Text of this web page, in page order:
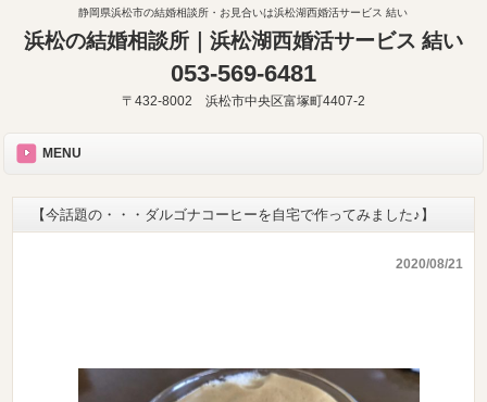
静岡県浜松市の結婚相談所・お見合いは浜松湖西婚活サービス 結い
浜松の結婚相談所｜浜松湖西婚活サービス 結い
053-569-6481
〒432-8002 浜松市中央区富塚町4407-2
MENU
【今話題の・・・ダルゴナコーヒーを自宅で作ってみました♪】
2020/08/21